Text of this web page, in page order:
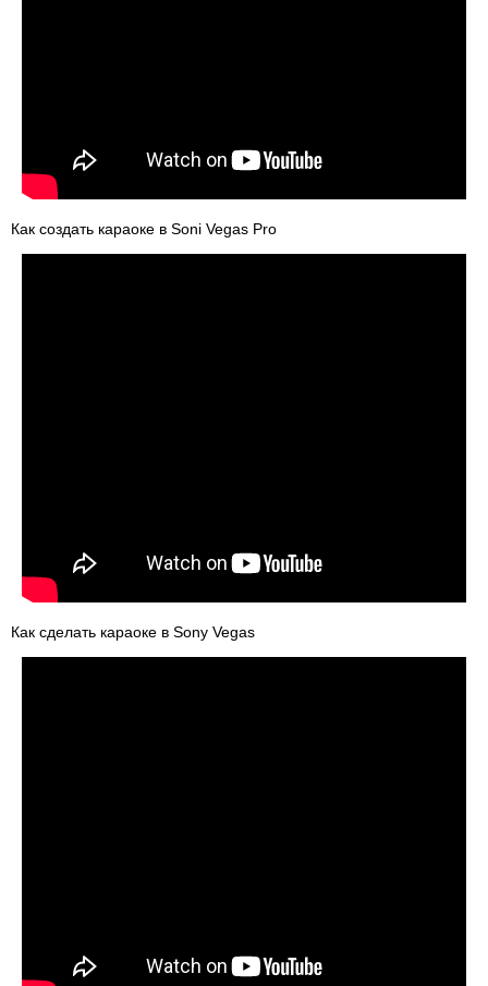
Как создать караоке в Soni Vegas Pro
Как сделать караоке в Sony Vegas